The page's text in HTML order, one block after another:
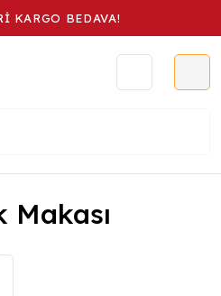
KARGO BEDAVA!
Makası